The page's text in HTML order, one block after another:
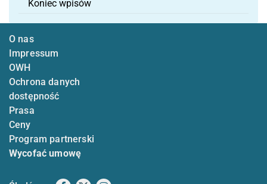
Koniec wpisów
O nas
Impressum
OWH
Ochrona danych
dostępność
Prasa
Ceny
Program partnerski
Wycofać umowę